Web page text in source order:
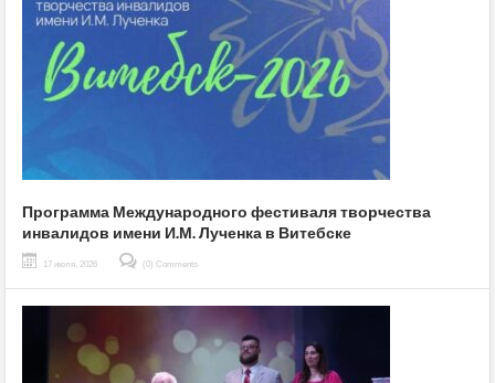
Программа Международного фестиваля творчества
инвалидов имени И.М. Лученка в Витебске
17 июля, 2026 (0) Comments